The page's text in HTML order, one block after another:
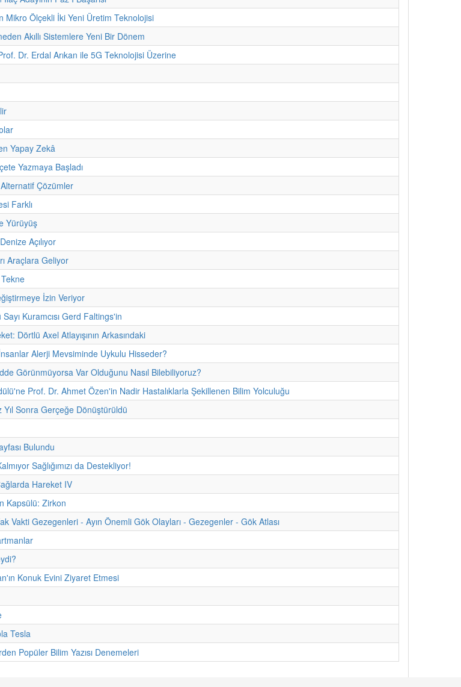
Mikro Ölçekli İki Yeni Üretim Teknolojisi
Akıllı Sistemlere Yeni Bir Dönem
Dr. Erdal Arıkan ile 5G Teknolojisi Üzerine
Yapay Zekâ
Yazmaya Başladı
Çözümler
Farklı
Yürüyüş
Açılıyor
Araçlara Geliyor
İzin Veriyor
Kuramcısı Gerd Faltings'in
Dörtlü Axel Atlayışının Arkasındaki
Alerji Mevsiminde Uykulu Hisseder?
Görünmüyorsa Var Olduğunu Nasıl Bilebiliyoruz?
Prof. Dr. Ahmet Özen'in Nadir Hastalıklarla Şekillenen Bilim Yolculuğu
Sonra Gerçeğe Dönüştürüldü
Bulundu
Sağlığımızı da Destekliyor!
Hareket IV
Kapsülü: Zirkon
Vakti Gezegenleri - Ayın Önemli Gök Olayları - Gezegenler - Gök Atlası
Konuk Evini Ziyaret Etmesi
Tesla
Popüler Bilim Yazısı Denemeleri